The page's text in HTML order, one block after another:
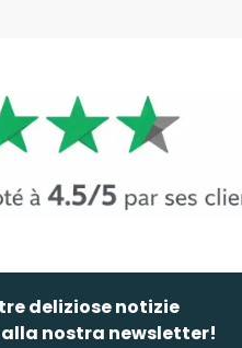
deliziose notizie
nostra newsletter!